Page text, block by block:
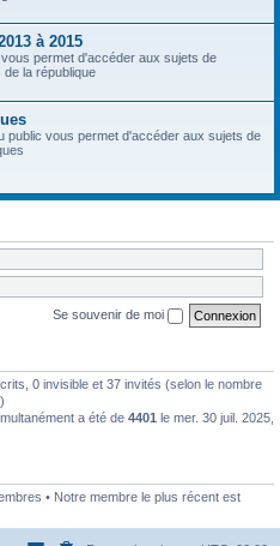
à 2015
permet d'accéder aux sujets de
la république
public vous permet d'accéder aux sujets de
Se souvenir de moi
0 invisible et 37 invités (selon le nombre
a été de 4401 le mer. 30 juil. 2025,
• Notre membre le plus récent est